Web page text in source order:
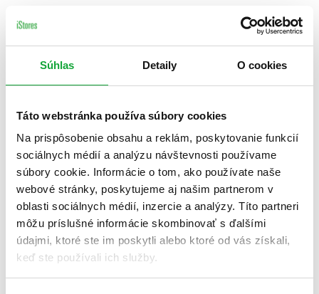
Súhlas Detaily O cookies
Táto webstránka používa súbory cookies
Na prispôsobenie obsahu a reklám, poskytovanie funkcií
sociálnych médií a analýzu návštevnosti používame
súbory cookie. Informácie o tom, ako používate naše
webové stránky, poskytujeme aj našim partnerom v
oblasti sociálnych médií, inzercie a analýzy. Títo partneri
môžu príslušné informácie skombinovať s ďalšími
údajmi, ktoré ste im poskytli alebo ktoré od vás získali,
keď ste používali ich služby.